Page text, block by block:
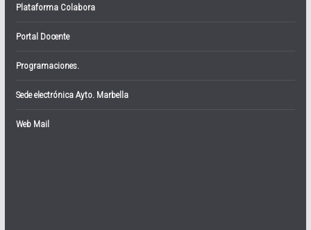
Plataforma Colabora
Portal Docente
Programaciones.
Sede electrónica Ayto. Marbella
Web Mail